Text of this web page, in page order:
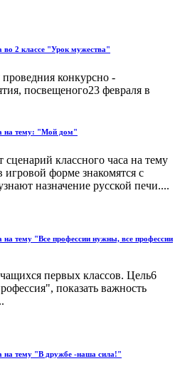
во 2 классе "Урок мужества"
конкурсно -
посвещеного23 февраля в
на тему: "Мой дом"
классного часа на тему
форме знакомятся с
назначение русской печи....
на тему "Все профессии нужны, все профессии
первых классов. Цель6
показать важность
на тему "В дружбе -наша сила!"